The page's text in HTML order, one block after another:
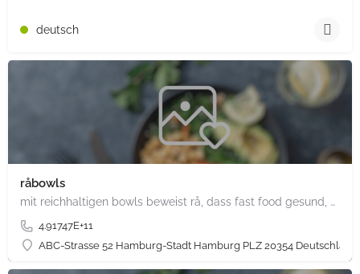
deutsch
råbowls
mit reichhaltigen bowls beweist rå, dass fast food gesund, nachhaltig und hundertprozentig vegan sein kann.…
4.91747E+11
ABC-Strasse 52 Hamburg-Stadt Hamburg PLZ 20354 Deutschland